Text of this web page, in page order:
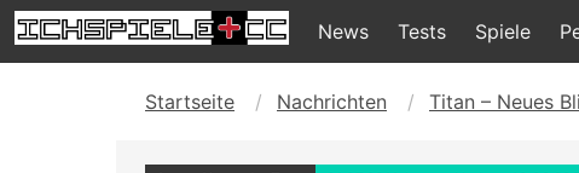
News Tests Spiele
Startseite Nachrichten Titan – Neues